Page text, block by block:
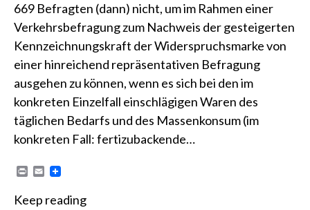
669 Befragten (dann) nicht, um im Rahmen einer
Verkehrsbefragung zum Nachweis der gesteigerten
Kennzeichnungskraft der Widerspruchsmarke von
einer hinreichend repräsentativen Befragung
ausgehen zu können, wenn es sich bei den im
konkreten Einzelfall einschlägigen Waren des
täglichen Bedarfs und des Massenkonsum (im
konkreten Fall: fertizubackende…
P
n
E
i
Keep reading